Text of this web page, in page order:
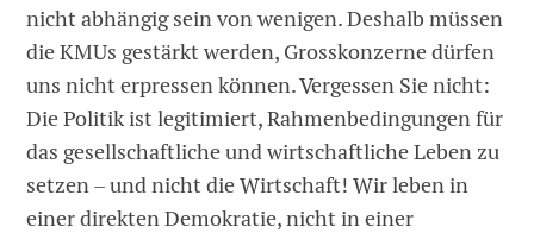
nicht abhängig sein von wenigen. Deshalb müssen
die KMUs gestärkt werden, Grosskonzerne dürfen
uns nicht erpressen können. Vergessen Sie nicht:
Die Politik ist legitimiert, Rahmenbedingungen für
das gesellschaftliche und wirtschaftliche Leben zu
setzen – und nicht die Wirtschaft! Wir leben in
einer direkten Demokratie, nicht in einer